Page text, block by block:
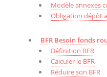
Modèle annexes
Obligation dépôt
BFR Besoin fonds
Définition BFR
Calculer le BFR
Réduire son BFR